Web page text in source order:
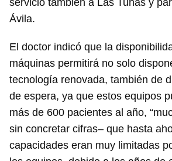
servicio también a Las Tunas y
Ávila.
El doctor indicó que la
máquinas permitirá no solo
tecnología renovada, también de
de espera, ya que estos equipos
más de 600 pacientes al año,
sin concretar cifras– que hasta
capacidades eran muy limitadas